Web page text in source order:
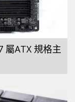
ATX 規格主